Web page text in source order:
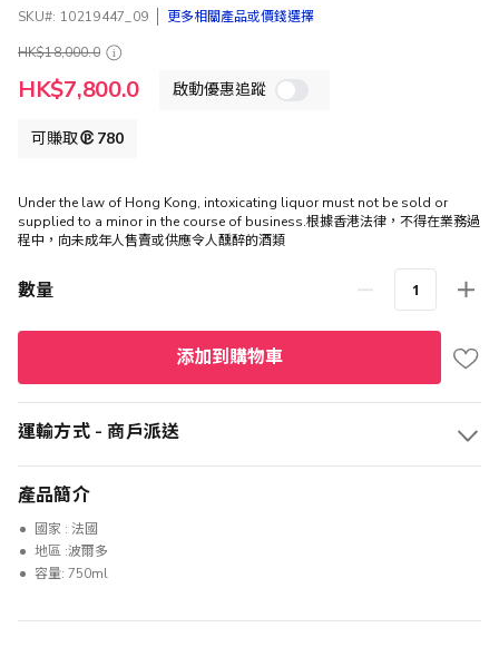
SKU 10219447_09
更多相關產品或價錢選擇
HK$18,000.0
特
殊
HK$7,800.0 啟動優惠追蹤
可賺取 780
Under the law of Hong Kong, intoxicating liquor must not be sold or
supplied to a minor in the course of business.根據香港法律，不得在業務過
程中，向未成年人售賣或供應令人醺醉的酒類
數量
添加到購物車
運輸方式 - 商戶派送
產品簡介
國家 : 法國
地區 :波爾多
容量: 750ml